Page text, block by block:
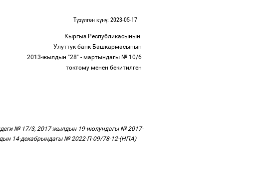
Түзүлгөн күнү: 2023-05-17
Кыргыз Республикасынын
Улуттук банк Башкармасынын
2013-жылдын "28" - мартындагы № 10/6
токтому менен бекитилген
№ 17/3, 2017-жылдын 19-июлундагы № 2017-
14-декабрындагы № 2022-П-09/78-12-(НПА)